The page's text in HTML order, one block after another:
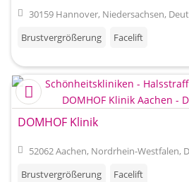
30159 Hannover, Niedersachsen,
Brustvergrößerung
Facelift
DOMHOF Klinik
52062 Aachen, Nordrhein-Westfalen,
Brustvergrößerung
Facelift